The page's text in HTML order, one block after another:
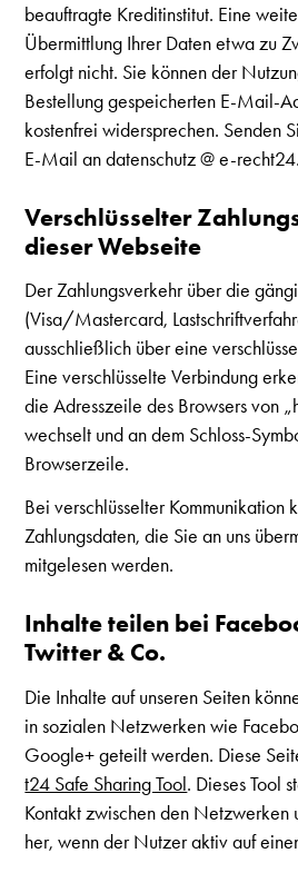
beauftragte Kreditinstitut. Eine
Übermittlung Ihrer Daten etwa zu
erfolgt nicht. Sie können der
Bestellung gespeicherten E-Mail-
kostenfrei widersprechen. Senden
E-Mail an datenschutz @ e-
Verschlüsselter
dieser Webseite
Der Zahlungsverkehr über die
(Visa/Mastercard,
ausschließlich über eine
Eine verschlüsselte Verbindung
die Adresszeile des Browsers
wechselt und an dem Schloss-
Browserzeile.
Bei verschlüsselter Kommunikation
Zahlungsdaten, die Sie an uns
mitgelesen werden.
Inhalte teilen bei
Twitter & Co.
Die Inhalte auf unseren Seiten
in sozialen Netzwerken wie
Google+ geteilt werden. Diese
t24 Safe Sharing Tool. Dieses Tool
Kontakt zwischen den Netzwerken
her, wenn der Nutzer aktiv auf